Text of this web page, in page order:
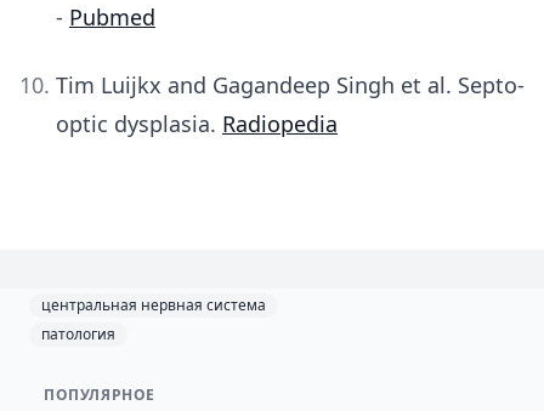
- Pubmed
Tim Luijkx and Gagandeep Singh et al. Septo-
optic dysplasia. Radiopedia
центральная нервная система
патология
ПОПУЛЯРНОЕ